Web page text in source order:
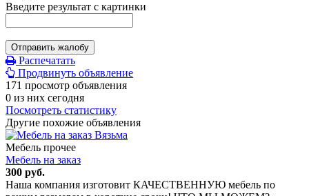
Введите результат с картинки
Отправить жалобу
Распечатать
Продвинуть объявление
171 просмотр объявления
0 из них сегодня
Посмотреть статистику
Другие похожие объявления
Мебель прочее
Мебель на заказ
300 руб.
Наша компания изготовит КАЧЕСТВЕННУЮ мебель по